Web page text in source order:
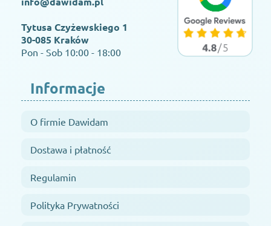
Tytusa Czyżewskiego 1
30-085 Kraków
Pon - Sob 10:00 - 18:00
Informacje
O firmie Dawidam
Dostawa i płatność
Regulamin
Polityka Prywatności